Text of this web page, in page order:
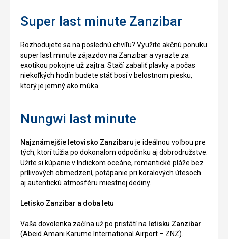
Super last minute Zanzibar
Rozhodujete sa na poslednú chvíľu? Využite akčnú ponuku
super last minute zájazdov na Zanzibar a vyrazte za
exotikou pokojne už zajtra. Stačí zabaliť plavky a počas
niekoľkých hodín budete stáť bosí v belostnom piesku,
ktorý je jemný ako múka.
Nungwi last minute
Najznámejšie letovisko Zanzibaru je ideálnou voľbou pre
tých, ktorí túžia po dokonalom odpočinku aj dobrodružstve.
Užite si kúpanie v Indickom oceáne, romantické pláže bez
prílivových obmedzení, potápanie pri koralových útesoch
aj autentickú atmosféru miestnej dediny.
Letisko Zanzibar a doba letu
Vaša dovolenka začína už po pristátí na letisku Zanzibar
(Abeid Amani Karume International Airport – ZNZ).